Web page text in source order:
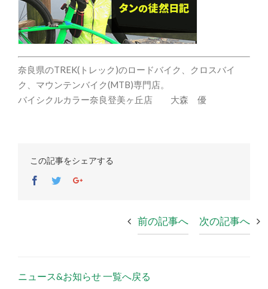
奈良県のTREK(トレック)のロードバイク、クロスバイ
ク、マウンテンバイク(MTB)専門店。
バイシクルカラー奈良登美ヶ丘店 大森 優
この記事をシェアする
Facebook
TwitterGoogle+
前の記事へ 次の記事へ
ニュース&お知らせ 一覧へ戻る